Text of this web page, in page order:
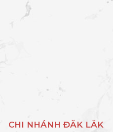
CHI NHÁNH ĐĂK LĂK